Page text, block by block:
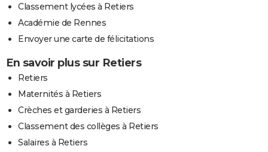
Classement lycées à Retiers
Académie de Rennes
Envoyer une carte de félicitations
En savoir plus sur Retiers
Retiers
Maternités à Retiers
Crèches et garderies à Retiers
Classement des collèges à Retiers
Salaires à Retiers